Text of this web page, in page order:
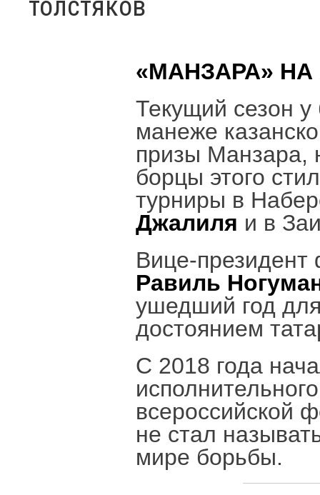
«МАНЗАРА»
Текущий сезон
манеже
призы Манзара,
борцы этого
турниры в
Джалиля и в
Вице-
Равиль
ушедший год
достоянием
С 2018 года
всероссийской
не стал
мире борьбы.